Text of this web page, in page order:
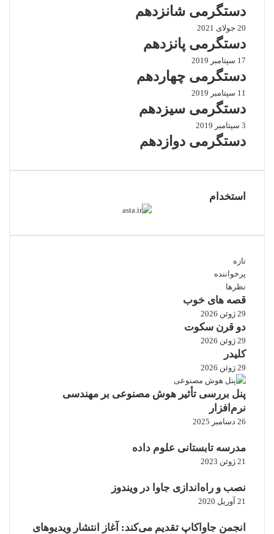
دستگرمی شانزدهم
20 جولای 2021
دستگرمی پانزدهم
17 سپتامبر 2019
دستگرمی چهاردهم
11 سپتامبر 2019
دستگرمی سیزدهم
3 سپتامبر 2019
دستگرمی دوازدهم
استخدام
تازه
پرخواننده
نظرها
قصه های خوب
29 ژوئن 2026
دو قرن سکوت
29 ژوئن 2026
کلیدر
29 ژوئن 2026
پنل بررسی تأثیر هوش مصنوعی بر مهندسی
نرم‌افزار
26 دسامبر 2025
مدرسه تابستانی علوم داده
21 ژوئن 2023
نصب و راه‌اندازی جاوا در ویندوز
21 آوریل 2020
انجمن جاواکاپ تقدیم می‌کند: آغاز انتشار ویدیوهای